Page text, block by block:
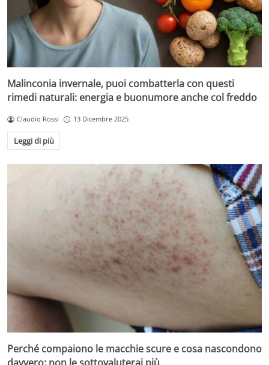
Malinconia invernale, puoi combatterla con questi
rimedi naturali: energia e buonumore anche col freddo
Claudio Rossi 13 Dicembre 2025
Leggi di più
Perché compaiono le macchie scure e cosa nascondono